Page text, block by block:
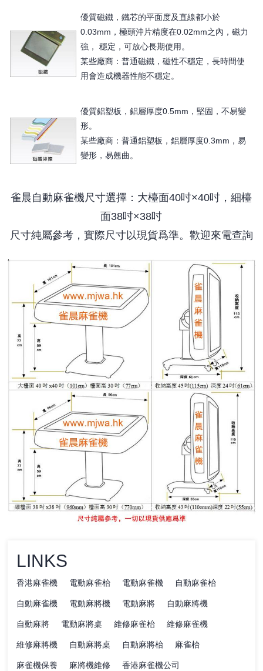
優質磁鐵，鐵芯的平面度及直線都小於
0.03mm，極頭沖片精度在0.02mm之內，磁力
強， 穩定，可放心長期使用。
某些廠商：普通磁鐵，磁性不穩定，長時間使
用會造成機器性能不穩定。
優質鋁塑板，鋁層厚度0.5mm，堅固，不易變
形。
某些廠商：普通鋁塑板，鋁層厚度0.3mm，易
變形，易翹曲。
雀晨自動麻雀機尺寸選擇：大檯面40吋×40吋，細檯
面38吋×38吋
尺寸純屬參考，實際尺寸以現貨爲準。歡迎來電查詢
LINKS
香港麻雀機 電動麻雀枱 電動麻雀機 自動麻雀枱
自動麻雀機 電動麻將機 電動麻將 自動麻將機
自動麻將 電動麻將桌 維修麻雀枱 維修麻雀機
維修麻將機 自動麻將桌 自動麻將枱 麻雀枱
麻雀機保養 麻將機維修 香港麻雀機公司